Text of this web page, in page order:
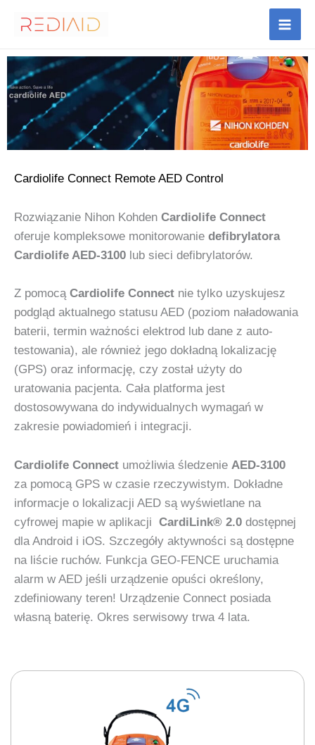
Cardiolife Connect Remote AED Control
Rozwiązanie Nihon Kohden Cardiolife Connect
oferuje kompleksowe monitorowanie defibrylatora
Cardiolife AED-3100 lub sieci defibrylatorów.
Z pomocą Cardiolife Connect nie tylko uzyskujesz
podgląd aktualnego statusu AED (poziom naładowania
baterii, termin ważności elektrod lub dane z auto-
testowania), ale również jego dokładną lokalizację
(GPS) oraz informację, czy został użyty do
uratowania pacjenta. Cała platforma jest
dostosowywana do indywidualnych wymagań w
zakresie powiadomień i integracji.
Cardiolife Connect umożliwia śledzenie AED-3100
za pomocą GPS w czasie rzeczywistym. Dokładne
informacje o lokalizacji AED są wyświetlane na
cyfrowej mapie w aplikacji CardiLink® 2.0 dostępnej
dla Android i iOS. Szczegóły aktywności są dostępne
na liście ruchów. Funkcja GEO-FENCE uruchamia
alarm w AED jeśli urządzenie opuści określony,
zdefiniowany teren! Urządzenie Connect posiada
własną baterię. Okres serwisowy trwa 4 lata.